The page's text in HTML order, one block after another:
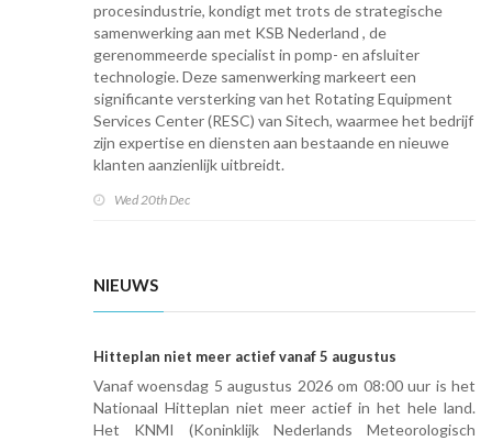
procesindustrie, kondigt met trots de strategische
samenwerking aan met KSB Nederland , de
gerenommeerde specialist in pomp- en afsluiter
technologie. Deze samenwerking markeert een
significante versterking van het Rotating Equipment
Services Center (RESC) van Sitech, waarmee het bedrijf
zijn expertise en diensten aan bestaande en nieuwe
klanten aanzienlijk uitbreidt.
Wed 20th Dec
NIEUWS
Hitteplan niet meer actief vanaf 5 augustus
Vanaf woensdag 5 augustus 2026 om 08:00 uur is het
Nationaal Hitteplan niet meer actief in het hele land.
Het KNMI (Koninklijk Nederlands Meteorologisch